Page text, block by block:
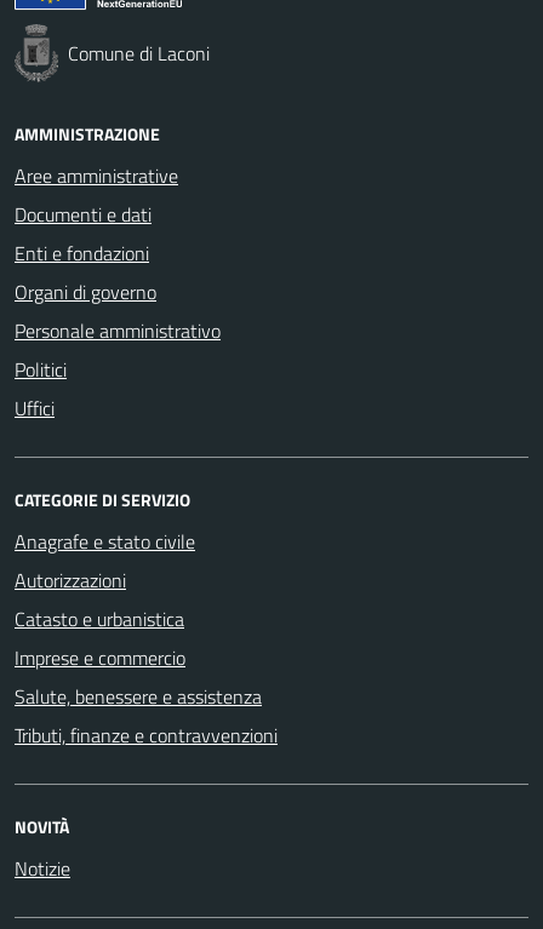
Comune di Laconi
AMMINISTRAZIONE
Aree amministrative
Documenti e dati
Enti e fondazioni
Organi di governo
Personale amministrativo
Politici
Uffici
CATEGORIE DI SERVIZIO
Anagrafe e stato civile
Autorizzazioni
Catasto e urbanistica
Imprese e commercio
Salute, benessere e assistenza
Tributi, finanze e contravvenzioni
NOVITÀ
Notizie